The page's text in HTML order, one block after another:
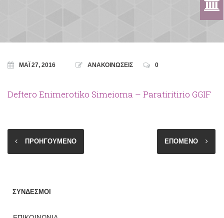
ΜΆΙ 27, 2016 ΑΝΑΚΟΙΝΩΣΕΙΣ 0
Deftero Enimerotiko Simeioma – Paratiritirio GGIF
ΠΡΟΗΓΟΥΜΕΝΟ ΕΠΟΜΕΝΟ
ΣΥΝΔΕΣΜΟΙ